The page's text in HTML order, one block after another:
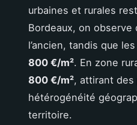
urbaines et rurales
Bordeaux, on
l’ancien, tandis que
800 €/m². En zone
800 €/m², attirant des
hétérogénéité
territoire.